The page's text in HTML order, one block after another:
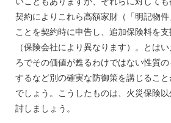
契約によりこれら高額家財（「明記物
ことを契約時に申告し、追加保険料を
（保険会社により異なります）。とは
ろでその価値が甦るわけではない性質
するなど別の確実な防御策を講じるこ
でしょう。こうしたものは、火災保険
討しましょう。